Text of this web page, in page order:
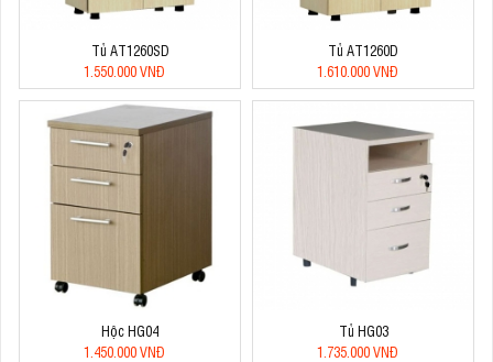
Tủ AT1260SD
1.550.000 VNĐ
Tủ AT1260D
1.610.000 VNĐ
Hộc HG04
1.450.000 VNĐ
Tủ HG03
1.735.000 VNĐ